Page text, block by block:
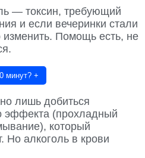
— токсин, требующий
и если вечеринки стали
Помощь есть, не
минут? +
лишь добиться
эффекта (прохладный
который
Но алкоголь в крови